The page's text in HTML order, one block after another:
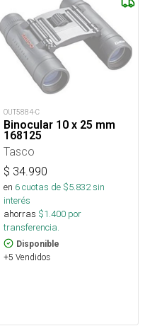
OUT5884-C
Binocular 10 x 25 mm
168125
Tasco
$ 34.990
en 6cuotas de $5.832sin
interés
ahorras $1.400 por
transferencia.
Disponible
+5 Vendidos